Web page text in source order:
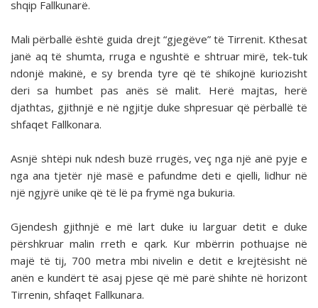
shqip Fallkunarë.
Mali përballë është guida drejt “gjegëve” të Tirrenit. Kthesat
janë aq të shumta, rruga e ngushtë e shtruar mirë, tek-tuk
ndonjë makinë, e sy brenda tyre që të shikojnë kuriozisht
deri sa humbet pas anës së malit. Herë majtas, herë
djathtas, gjithnjë e në ngjitje duke shpresuar që përballë të
shfaqet Fallkonara.
Asnjë shtëpi nuk ndesh buzë rrugës, veç nga një anë pyje e
nga ana tjetër një masë e pafundme deti e qielli, lidhur në
një ngjyrë unike që të lë pa frymë nga bukuria.
Gjendesh gjithnjë e më lart duke iu larguar detit e duke
përshkruar malin rreth e qark. Kur mbërrin pothuajse në
majë të tij, 700 metra mbi nivelin e detit e krejtësisht në
anën e kundërt të asaj pjese që më parë shihte në horizont
Tirrenin, shfaqet Fallkunara.